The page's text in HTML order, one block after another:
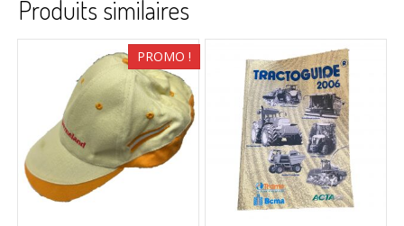
Produits similaires
PROMO !